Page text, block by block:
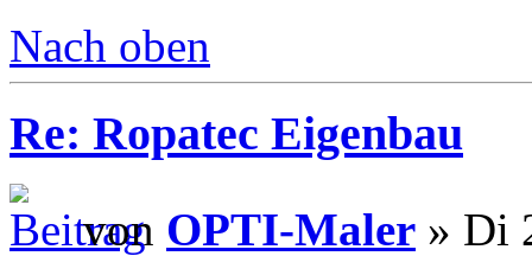
Nach oben
Re: Ropatec Eigenbau
von OPTI-Maler » Di